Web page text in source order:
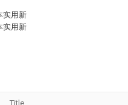
实用新
实用新
Title